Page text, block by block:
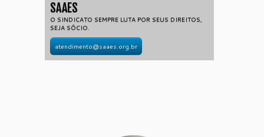
SAAES
O SINDICATO SEMPRE LUTA POR SEUS DIREITOS,
SEJA SÓCIO.
atendimento@saaes.org.br